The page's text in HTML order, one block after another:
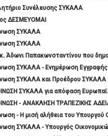
Συνέλευσης ΣΥΚΑΛΑ
ΔΕΣΜΕΥΟΜΑΙ
ΣΥΚΑΛΑ
ΣΥΚΑΛΑ
Άδωνι Παπακωνσταντίνου που
ΣΥΚΑΛΑ - Ενημέρωση Εγγραφής
ΣΥΚΑΛΑ και Προέδρου ΣΥΚΑΛΑ
ΣΥΚΑΛΑ για απόφαση
- ΑΝΑΚΛΗΣΗ ΤΡΑΠΕΖΙΚΗΣ
- Η μισή αλήθεια του Υπουργού
ΣΥΚΑΛΑ - Υπουργός